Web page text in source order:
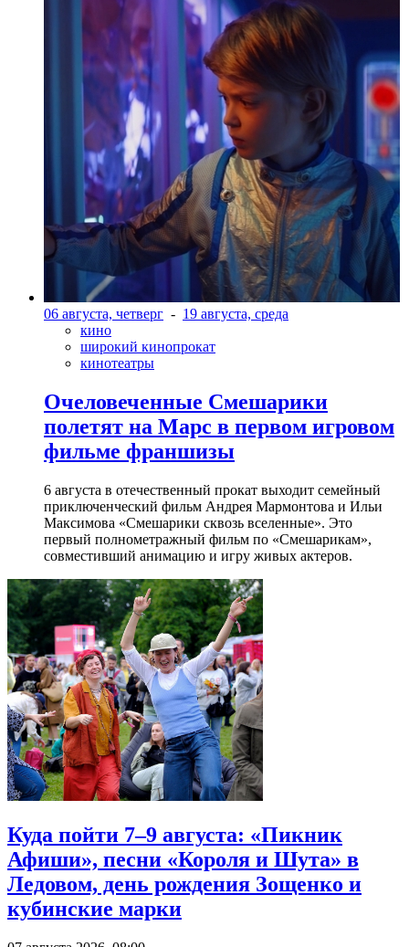
06 августа, четверг - 19 августа, среда
кино
широкий кинопрокат
кинотеатры
Очеловеченные Смешарики
полетят на Марс в первом игровом
фильме франшизы
6 августа в отечественный прокат выходит семейный
приключенческий фильм Андрея Мармонтова и Ильи
Максимова «Смешарики сквозь вселенные». Это
первый полнометражный фильм по «Смешарикам»,
совместивший анимацию и игру живых актеров.
Куда пойти 7–9 августа: «Пикник
Афиши», песни «Короля и Шута» в
Ледовом, день рождения Зощенко и
кубинские марки